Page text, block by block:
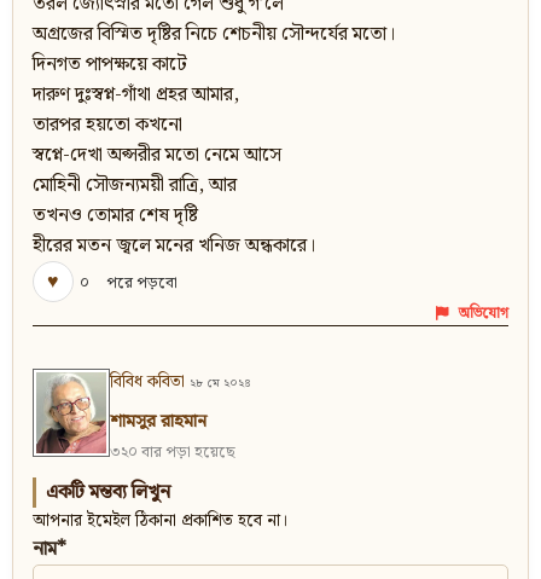
অগ্রজের বিস্মিত দৃষ্টির নিচে শেচনীয় সৌন্দর্যের মতো।
দিনগত পাপক্ষয়ে কাটে
দারুণ দুঃস্বপ্ন-গাঁথা প্রহর আমার,
তারপর হয়তো কখনো
স্বপ্নে-দেখা অপ্সরীর মতো নেমে আসে
মোহিনী সৌজন্যময়ী রাত্রি, আর
তখনও তোমার শেষ দৃষ্টি
হীরের মতন জ্বলে মনের খনিজ অন্ধকারে।
♥
০ পরে পড়বো
অভিযোগ
বিবিধ কবিতা ২৮ মে ২০২৪
শামসুর রাহমান
৩২০ বার পড়া হয়েছে
একটি মন্তব্য লিখুন
আপনার ইমেইল ঠিকানা প্রকাশিত হবে না।
নাম*